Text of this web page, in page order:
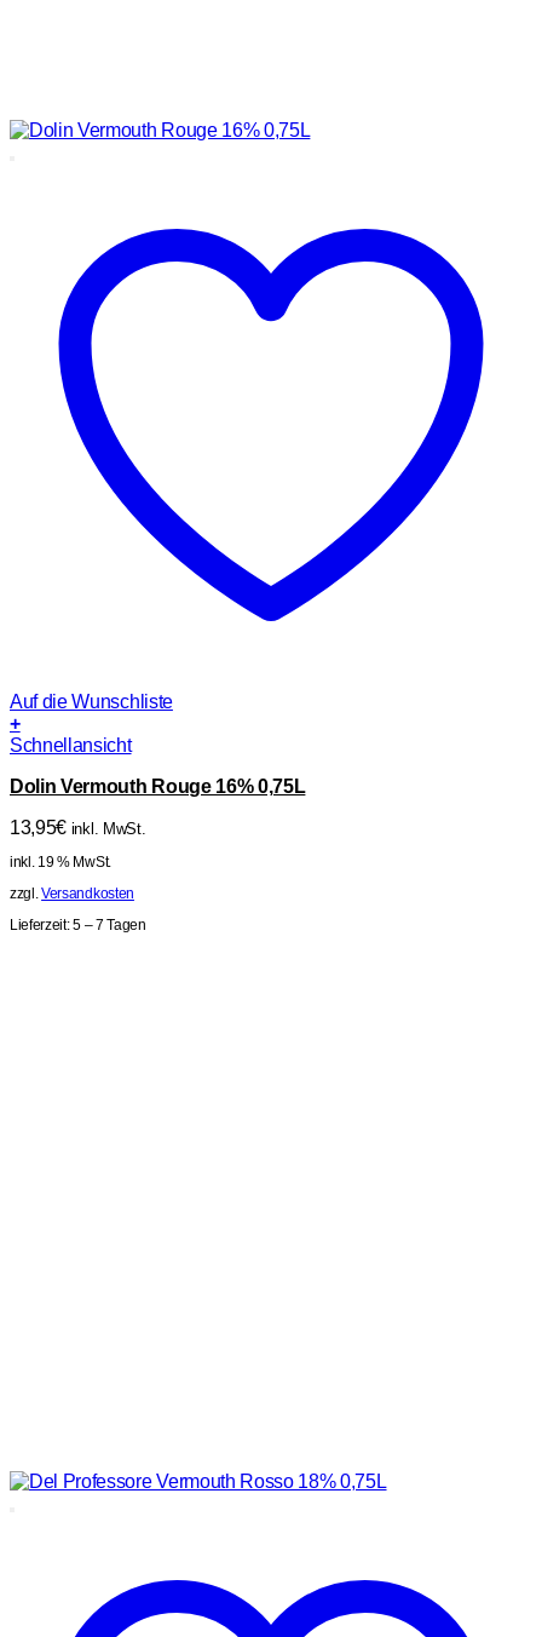
Auf die Wunschliste
+
Schnellansicht
Dolin Vermouth Rouge 16% 0,75L
13,95€ inkl. MwSt.
inkl. 19 % MwSt.
zzgl.Versandkosten
Lieferzeit:5 – 7 Tagen